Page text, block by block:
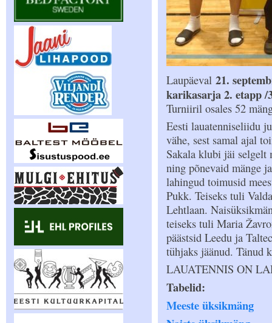
Laupäeval 21.
karikasarja 2. etapp
Turniiril osales 52
Eesti lauatenniseliidu
vähe, sest samal ajal
Sakala klubi jäi selgelt
ning põnevaid mänge
lahingud toimusid
Pukk. Teiseks tuli
Lehtlaan.
teiseks tuli Maria
päästsid Leedu ja
tühjaks jäänud. Tänud
LAUATENNIS ON
Tabelid:
Meeste üksikmäng